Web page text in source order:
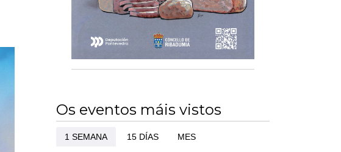
Os eventos máis vistos
1 SEMANA 15 DÍAS MES